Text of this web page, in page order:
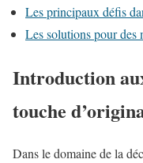
Les principaux défis
Les solutions pour des
Introduction
touche
Dans le domaine de la